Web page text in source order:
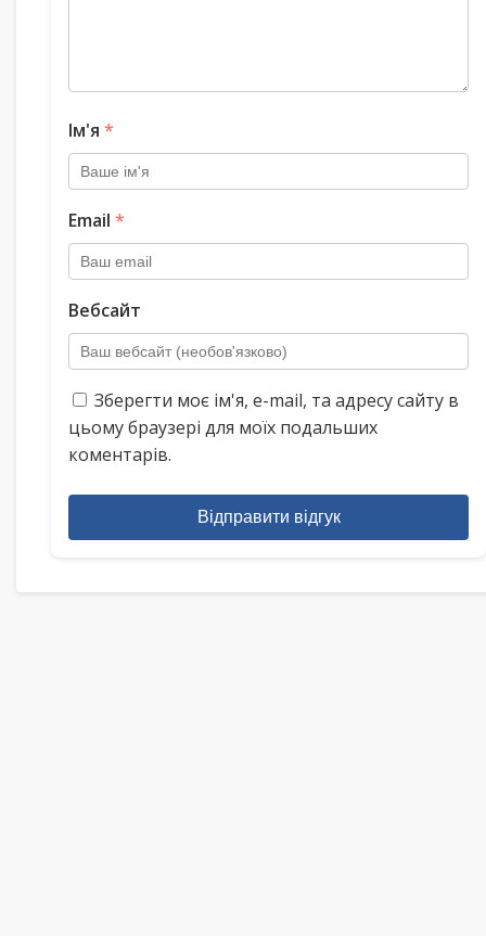
Ім'я *
Email *
Вебсайт
Зберегти моє ім'я, e-mail, та адресу сайту в
цьому браузері для моїх подальших
коментарів.
Відправити відгук